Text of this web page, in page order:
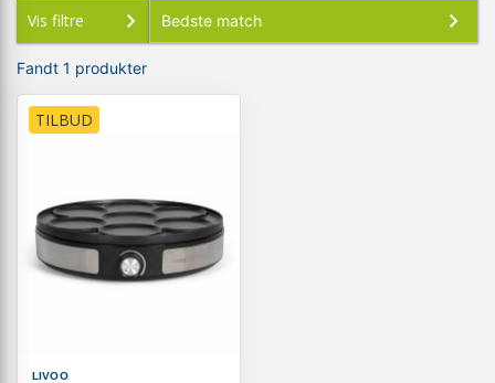
Vis filtre
Fandt 1 produkter
TILBUD
LIVOO